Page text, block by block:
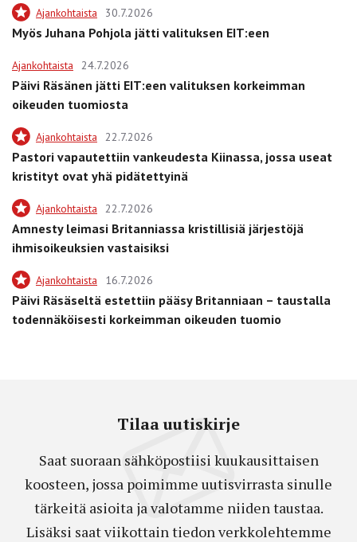
Ajankohtaista 30.7.2026
Myös Juhana Pohjola jätti valituksen EIT:een
Ajankohtaista 24.7.2026
Päivi Räsänen jätti EIT:een valituksen korkeimman
oikeuden tuomiosta
Ajankohtaista 22.7.2026
Pastori vapautettiin vankeudesta Kiinassa, jossa useat
kristityt ovat yhä pidätettyinä
Ajankohtaista 22.7.2026
Amnesty leimasi Britanniassa kristillisiä järjestöjä
ihmisoikeuksien vastaisiksi
Ajankohtaista 16.7.2026
Päivi Räsäseltä estettiin pääsy Britanniaan – taustalla
todennäköisesti korkeimman oikeuden tuomio
Tilaa uutiskirje
Saat suoraan sähköpostiisi kuukausittaisen
koosteen, jossa poimimme uutisvirrasta sinulle
tärkeitä asioita ja valotamme niiden taustaa.
Lisäksi saat viikottain tiedon verkkolehtemme